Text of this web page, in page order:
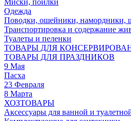
Миски, поилки
Одежда
Поводки, ошейники, намордники,
Транспортировка и содержание
Туалеты и пеленки
ТОВАРЫ ДЛЯ
ТОВАРЫ ДЛЯ ПРАЗДНИКОВ
9 Мая
Пасха
23 Февраля
8 Марта
ХОЗТОВАРЫ
Аксессуары для ванной и